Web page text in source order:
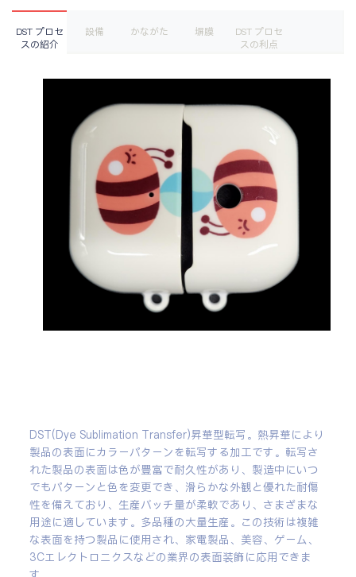
DST プロセ
スの紹介
設備 かながた 塀膜
DST プロセ
スの利点
DST(Dye Sublimation Transfer)昇華型転写。熱昇華により
製品の表面にカラーパターンを転写する加工です。転写さ
れた製品の表面は色が豊富で耐久性があり、製造中にいつ
でもパターンと色を変更でき、滑らかな外観と優れた耐傷
性を備えており、生産バッチ量が柔軟であり、さまざまな
用途に適しています。多品種の大量生産。この技術は複雑
な表面を持つ製品に使用され、家電製品、美容、ゲーム、
3Cエレクトロニクスなどの業界の表面装飾に応用できま